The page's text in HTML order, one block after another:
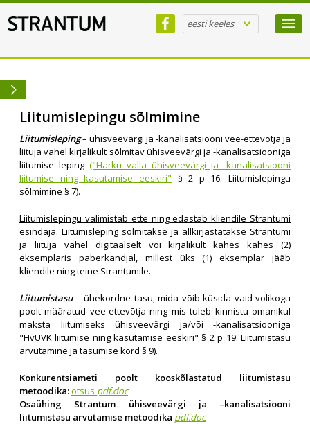
eesti keeles
Liitumislepingu sõlmimine
Liitumisleping– ühisveevärgi ja -kanalisatsiooni vee-ettevõtja ja
liituja vahel kirjalikult sõlmitav ühisveevärgi ja -kanalisatsiooniga
liitumise leping ("Harku valla ühisveevärgi ja -kanalisatsiooni
liitumise ning kasutamise eeskiri" § 2 p 16. Liitumislepingu
sõlmimine § 7).
Liitumislepingu valimistab ette ning edastab kliendile Strantumi
esindaja. Liitumisleping sõlmitakse ja allkirjastatakse Strantumi
ja liituja vahel digitaalselt või kirjalikult kahes kahes (2)
eksemplaris paberkandjal, millest üks (1) eksemplar jääb
kliendile ning teine Strantumile.
Liitumistasu– ühekordne tasu, mida võib küsida vaid volikogu
poolt määratud vee-ettevõtja ning mis tuleb kinnistu omanikul
maksta liitumiseks ühisveevärgi ja/või -kanalisatsiooniga
"HvÜVK liitumise ning kasutamise eeskiri" § 2 p 19. Liitumistasu
arvutamine ja tasumise kord § 9).
Konkurentsiameti poolt kooskõlastatud liitumistasu
metoodika:otsus pdf.doc
Osaühing Strantum ühisveevärgi ja –kanalisatsiooni
liitumistasu arvutamise metoodika pdf.doc